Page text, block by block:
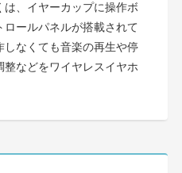
は、イヤーカップに操作ボ
ロールパネルが搭載されて
しなくても音楽の再生や停
などをワイヤレスイヤホ